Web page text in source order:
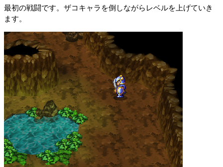
最初の戦闘です。ザコキャラを倒しながらレベルを上げていき
ます。